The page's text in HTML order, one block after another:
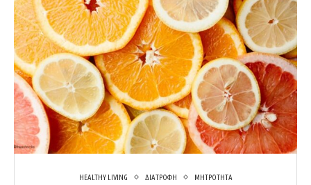
HEALTHY LIVING ΔΙΑΤΡΟΦΗ ΜΗΤΡΟΤΗΤΑ